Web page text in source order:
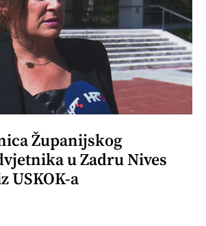
Županijskog
u Zadru Nives
USKOK-a